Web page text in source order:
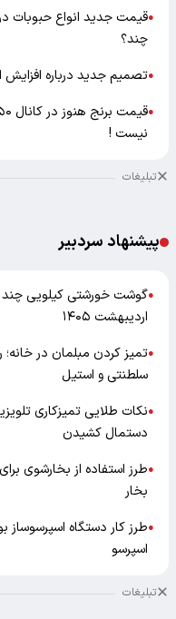
●قیمت جدید انواع حبوبات
چند؟
●تصمیم جدید درباره افزایش
●
نیست !
تبلیغات
پیشنهاد سردبیر
●
اردیبهشت ۱۴۰۵
●تمیز کردن مبلمان در
سلطنتی و استیل
●نکات طلایی تمیزکاری
دستمال کشیدن
●طرز استفاده از بخارشوی
بخار
●طرز کار دستگاه
اسپرسو
تبلیغات